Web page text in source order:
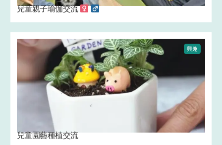
兒童親子瑜伽交流 ‍ ‍
興趣
兒童園藝種植交流 ‍